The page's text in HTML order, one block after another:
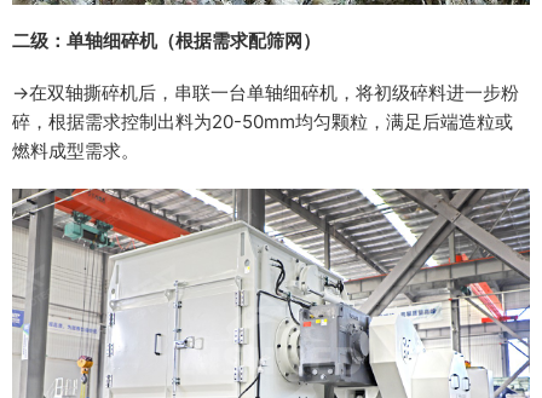
二级：单轴细碎机（根据需求配筛网）
→在双轴撕碎机后，串联一台单轴细碎机，将初级碎料进一步粉
碎，根据需求控制出料为20-50mm均匀颗粒，满足后端造粒或
燃料成型需求。